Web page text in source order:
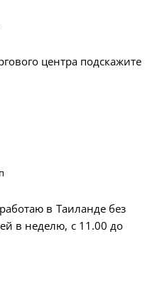
центра подскажите
в Таиланде без
в неделю, с 11.00 до